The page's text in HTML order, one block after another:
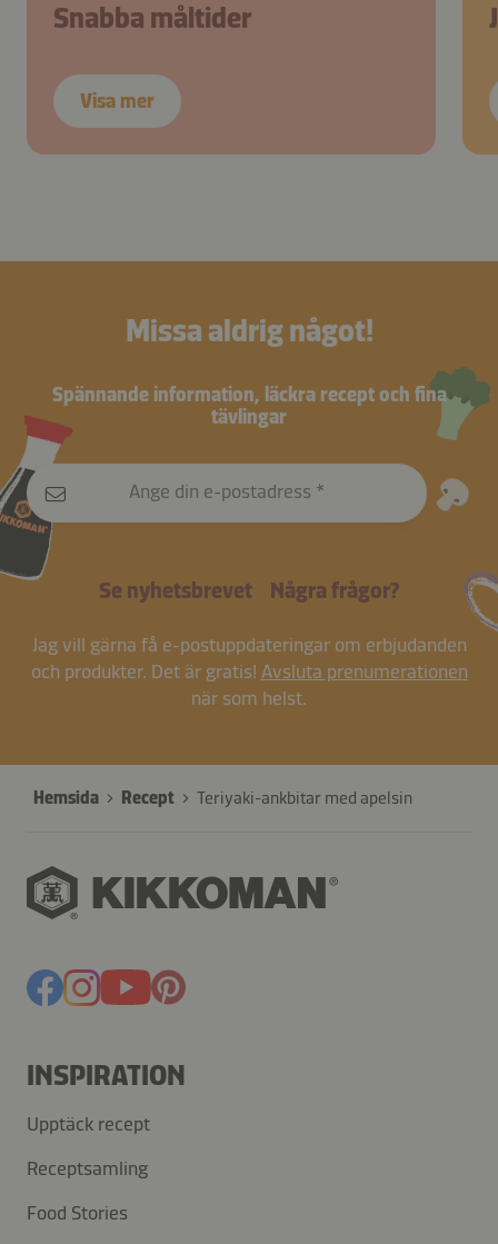
Snabba måltider
Visa mer
Missa aldrig något!
Spännande information, läckra recept och fina
tävlingar
Ange din e-postadress
Se nyhetsbrevet Några frågor?
Jag vill gärna få e-postuppdateringar om erbjudanden
och produkter. Det är gratis! Avsluta prenumerationen
när som helst.
Hemsida Recept Teriyaki-ankbitar med apelsin
INSPIRATION
Upptäck recept
Receptsamling
Food Stories